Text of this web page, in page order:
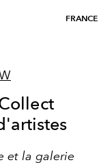
FRANCE
et la galerie